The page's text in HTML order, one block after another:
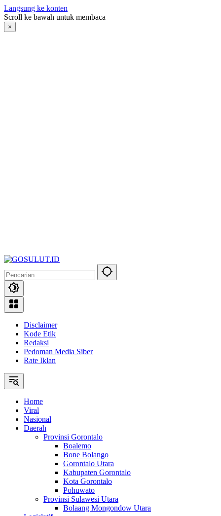
Langsung ke konten
Scroll ke bawah untuk membaca
×
Disclaimer
Kode Etik
Redaksi
Pedoman Media Siber
Rate Iklan
Home
Viral
Nasional
Daerah
Provinsi Gorontalo
Boalemo
Bone Bolango
Gorontalo Utara
Kabupaten Gorontalo
Kota Gorontalo
Pohuwato
Provinsi Sulawesi Utara
Bolaang Mongondow Utara